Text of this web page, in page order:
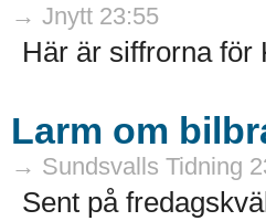
→ Jnytt 23:55
Här är siffrorna för
Larm om
→ Sundsvalls Tidning
Sent på